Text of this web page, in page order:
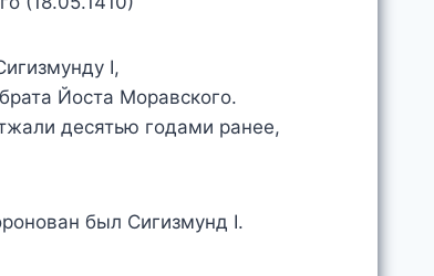
I,
Йоста Моравского.
десятью годами ранее,
был Сигизмунд I.